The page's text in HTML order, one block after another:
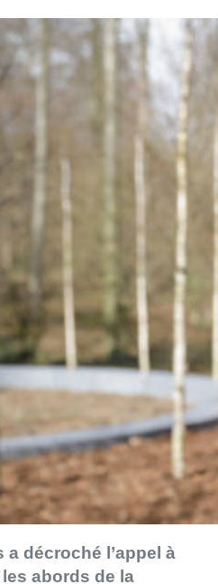
a décroché l’appel à
abords de la